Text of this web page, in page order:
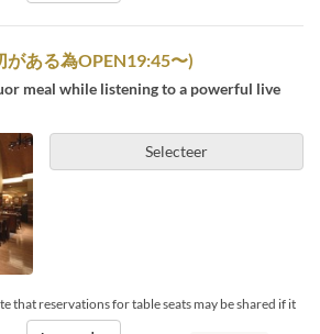
がある為OPEN19:45〜)
meal while listening to a powerful live
Selecteer
that reservations for table seats may be shared if it